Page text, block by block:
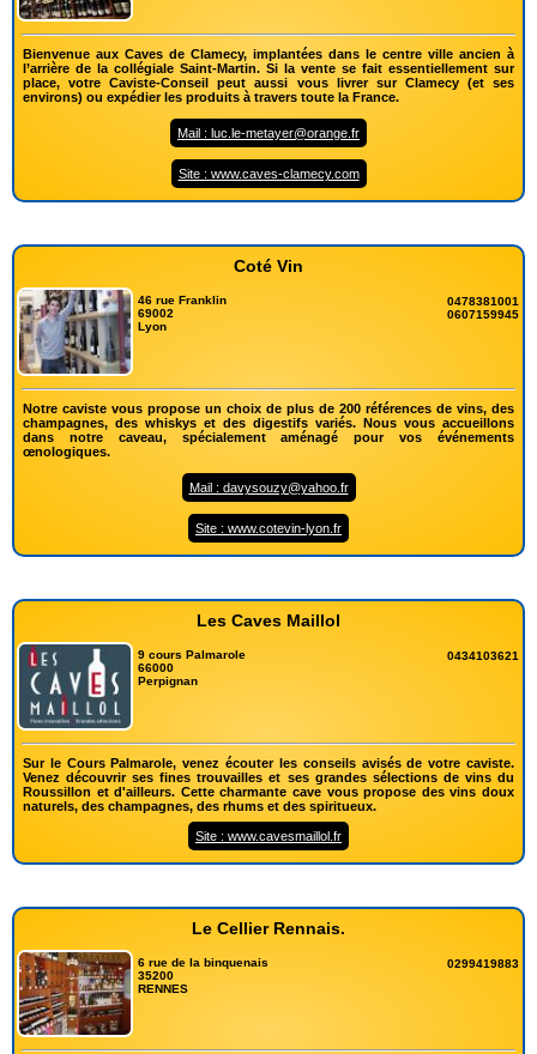
Bienvenue aux Caves de Clamecy, implantées dans le centre ville ancien à
l’arrière de la collégiale Saint-Martin. Si la vente se fait essentiellement sur
place, votre Caviste-Conseil peut aussi vous livrer sur Clamecy (et ses
environs) ou expédier les produits à travers toute la France.
Mail : luc.le-metayer@orange.fr
Site : www.caves-clamecy.com
Coté Vin
46 rue Franklin
69002
Lyon
0478381001
0607159945
Notre caviste vous propose un choix de plus de 200 références de vins, des
champagnes, des whiskys et des digestifs variés. Nous vous accueillons
dans notre caveau, spécialement aménagé pour vos événements
œnologiques.
Mail : davysouzy@yahoo.fr
Site : www.cotevin-lyon.fr
Les Caves Maillol
9 cours Palmarole
66000
Perpignan
0434103621
Sur le Cours Palmarole, venez écouter les conseils avisés de votre caviste.
Venez découvrir ses fines trouvailles et ses grandes sélections de vins du
Roussillon et d'ailleurs. Cette charmante cave vous propose des vins doux
naturels, des champagnes, des rhums et des spiritueux.
Site : www.cavesmaillol.fr
Le Cellier Rennais.
6 rue de la binquenais
35200
RENNES
0299419883